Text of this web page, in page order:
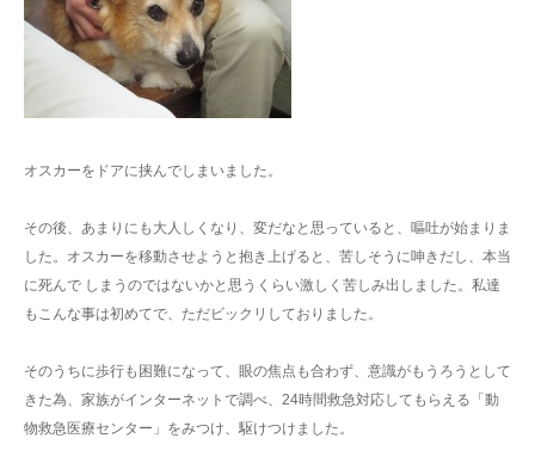
オスカーをドアに挟んでしまいました。
その後、あまりにも大人しくなり、変だなと思っていると、嘔吐が始まりま
した。オスカーを移動させようと抱き上げると、苦しそうに呻きだし、本当
に死んで しまうのではないかと思うくらい激しく苦しみ出しました。私達
もこんな事は初めてで、ただビックリしておりました。
そのうちに歩行も困難になって、眼の焦点も合わず、意識がもうろうとして
きた為、家族がインターネットで調べ、24時間救急対応してもらえる「動
物救急医療センター」をみつけ、駆けつけました。